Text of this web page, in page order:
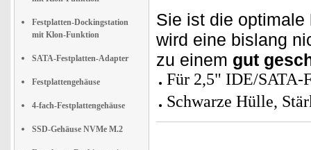
Festplatten-Dockingstation
mit Klon-Funktion
SATA-Festplatten-Adapter
Festplattengehäuse
4-fach-Festplattengehäuse
SSD-Gehäuse NVMe M.2
Sie ist die optimale
wird eine bislang
zu einem gut
Für 2,5" IDE/SATA-
Schwarze Hülle,